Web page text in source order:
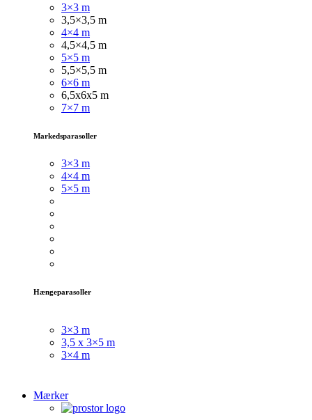
3×3 m
3,5×3,5 m
4×4 m
4,5×4,5 m
5×5 m
5,5×5,5 m
6×6 m
6,5x6x5 m
7×7 m
Markedsparasoller
3×3 m
4×4 m
5×5 m
Hængeparasoller
3×3 m
3,5 x 3×5 m
3×4 m
Mærker